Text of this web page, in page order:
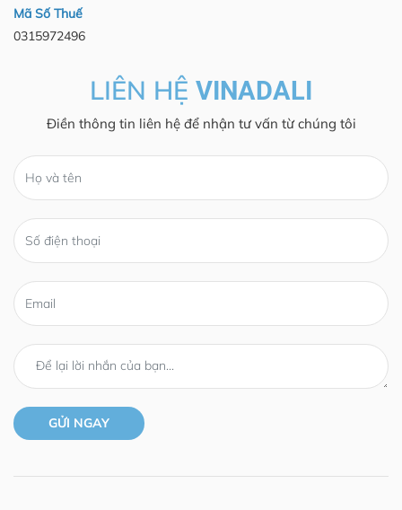
Mã Số Thuế
0315972496
LIÊN HỆ VINADALI
Điền thông tin liên hệ để nhận tư vấn từ chúng tôi